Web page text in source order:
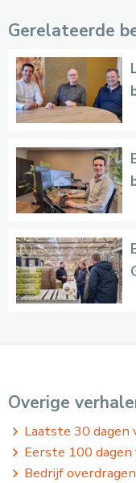
Gerelateerde
Overige
Laatste 30 dagen
Eerste 100
Bedrijf